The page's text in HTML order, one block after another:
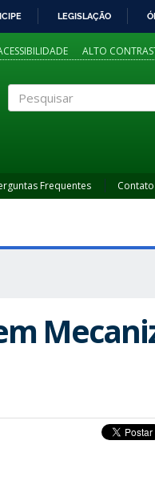
LEGISLAÇÃO
ALTO
Frequentes Contato